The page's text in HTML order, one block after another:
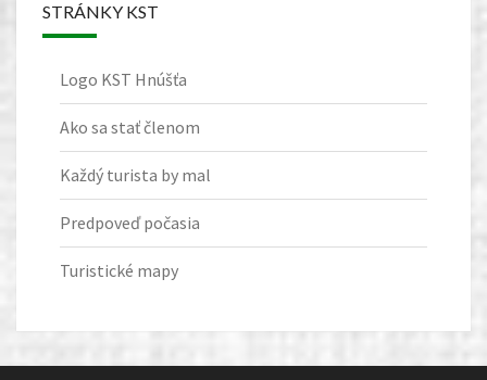
STRÁNKY KST
Logo KST Hnúšťa
Ako sa stať členom
Každý turista by mal
Predpoveď počasia
Turistické mapy